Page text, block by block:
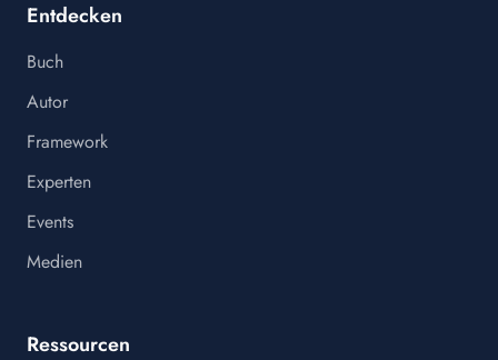
Entdecken
Buch
Autor
Framework
Experten
Events
Medien
Ressourcen